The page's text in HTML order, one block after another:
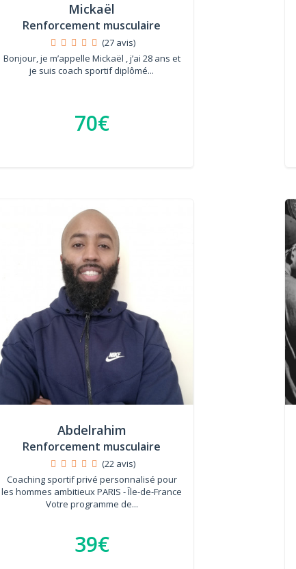
Mickaël
Renforcement musculaire
(27 avis)
Bonjour, je m’appelle Mickaël , j’ai 28 ans et
je suis coach sportif diplômé...
70€
Abdelrahim
Renforcement musculaire
(22 avis)
Coaching sportif privé personnalisé pour
les hommes ambitieux PARIS - Île-de-France
Votre programme de...
39€